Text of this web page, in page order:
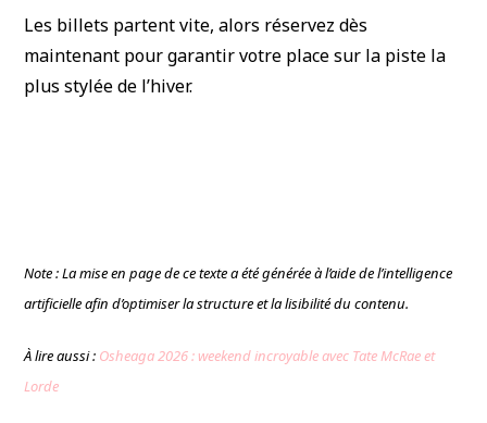
Les billets partent vite, alors réservez dès
maintenant pour garantir votre place sur la piste la
plus stylée de l’hiver.
Note : La mise en page de ce texte a été générée à l’aide de l’intelligence
artificielle afin d’optimiser la structure et la lisibilité du contenu.
À lire aussi : Osheaga 2026 : weekend incroyable avec Tate McRae et
Lorde